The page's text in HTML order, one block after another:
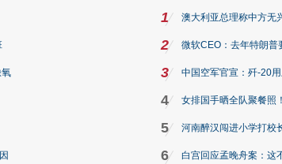
1 澳大利亚总理称中方无
2 微软CEO：去年特朗普
3 中国空军官宣：歼-20用
4 女排国手晒全队聚餐照
5 河南醉汉闯进小学打校
6 白宫回应孟晚舟案：这